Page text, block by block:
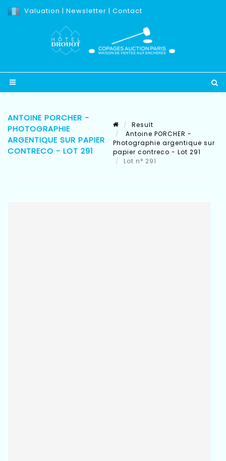
Valuation | Newsletter | Contact
ANTOINE PORCHER -
PHOTOGRAPHIE
ARGENTIQUE SUR PAPIER
CONTRECO - LOT 291
Result
Antoine PORCHER -
Photographie argentique sur
papier contreco - Lot 291
Lot n° 291